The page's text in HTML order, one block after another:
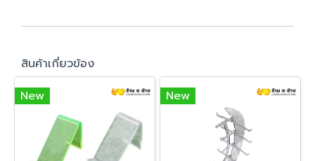
สินค้าเกี่ยวข้อง
New
New